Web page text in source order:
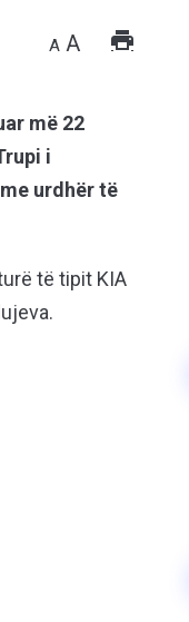
A A
më 22
i
urdhër të
të tipit KIA